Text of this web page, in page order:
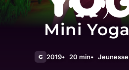
Mini Yoga
G 2019 20 min Jeunesse